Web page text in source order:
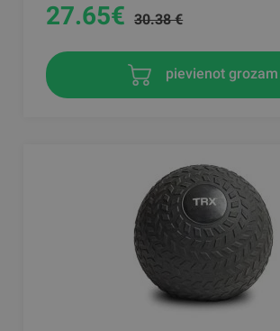
27.65€ 30.38 €
pievienot grozam